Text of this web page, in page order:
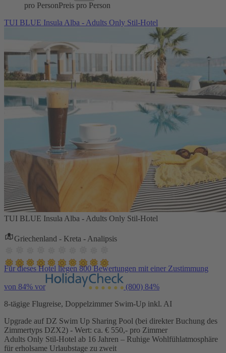
pro PersonPreis pro Person
TUI BLUE Insula Alba - Adults Only Stil-Hotel
TUI BLUE Insula Alba - Adults Only Stil-Hotel
Griechenland - Kreta - Analipsis
Für dieses Hotel liegen 800 Bewertungen mit einer Zustimmung
von 84% vor (800) 84%
8-tägige Flugreise, Doppelzimmer Swim-Up inkl. AI
Upgrade auf DZ Swim Up Sharing Pool (bei direkter Buchung des
Zimmertyps DZX2) - Wert: ca. € 550,- pro Zimmer
Adults Only Stil-Hotel ab 16 Jahren – Ruhige Wohlfühlatmosphäre
für erholsame Urlaubstage zu zweit